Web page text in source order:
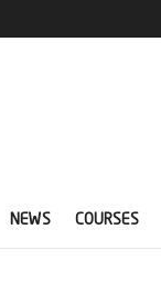
NEWS COURSES